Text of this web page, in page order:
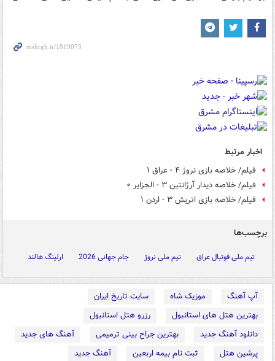
اخبار مرتبط
فیلم/ خلاصه بازی نروژ ۴ - عراق ۱
فیلم/ خلاصه دیدار آرژانتین ۳ - الجزایر ۰
فیلم/ خلاصه بازی اتریش ۳ - اردن ۱
برچسب‌ها
تیم ملی فوتبال عراق تیم ملی نروژ جام جهانی 2026 ارلینگ هالند
آپ آهنگ موزیک شاه
سایت تاریخ ایران
بهترین هتل های استانبول
رزرو هتل استانبول
دانلود آهنگ جدید
بهترین جراح بینی ترمیمی
آهنگ های جدید
پرشین هتل
ثبت نام بیمه اربعین
آهنگ جدید